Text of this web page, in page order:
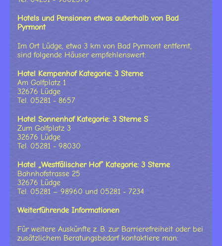
Hotels und Pensionen etwas außerhalb von Bad
Pyrmont
Im Ort Lüdge, etwa 3 km von Bad Pyrmont entfernt,
sind folgende Häuser empfehlenswert:
Hotel Kempenhof Kategorie: 3 Sterne
Am Golfplatz 1
32676 Lüdge
Tel. 05281 - 8657
Hotel Sonnenhof Kategorie: 3 Sterne S
Zum Golfplatz 3
32676 Lüdge
Tel. 05281 - 98030
Hotel „Westfälischer Hof“ Kategorie: 3 Sterne
Bahnhofstrasse 25
32676 Lüdge
Tel. 05281 – 98960 und 05281 - 7234
Weiterführende Informationen
Für weitere Auskünfte z. B. zur Barrierefreiheit oder bei
zusätzlichem Beratungsbedarf kontaktiere man: